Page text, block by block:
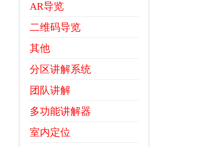
AR导览
二维码导览
其他
分区讲解系统
团队讲解
多功能讲解器
室内定位